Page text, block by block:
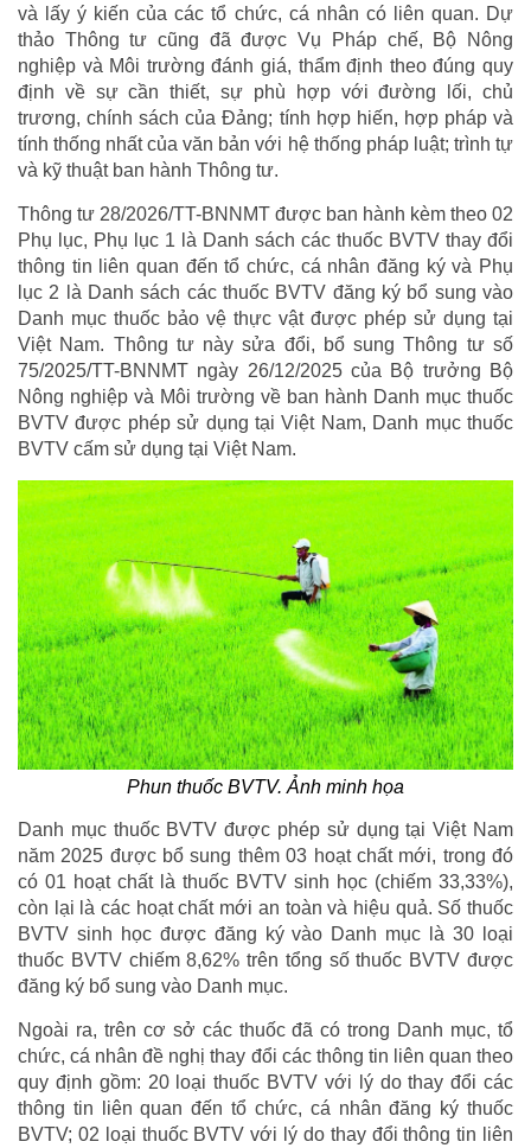
và lấy ý kiến của các tổ chức, cá nhân có liên quan. Dự
thảo Thông tư cũng đã được Vụ Pháp chế, Bộ Nông
nghiệp và Môi trường đánh giá, thẩm định theo đúng quy
định về sự cần thiết, sự phù hợp với đường lối, chủ
trương, chính sách của Đảng; tính hợp hiến, hợp pháp và
tính thống nhất của văn bản với hệ thống pháp luật; trình tự
và kỹ thuật ban hành Thông tư.
Thông tư 28/2026/TT-BNNMT được ban hành kèm theo 02
Phụ lục, Phụ lục 1 là Danh sách các thuốc BVTV thay đổi
thông tin liên quan đến tổ chức, cá nhân đăng ký và Phụ
lục 2 là Danh sách các thuốc BVTV đăng ký bổ sung vào
Danh mục thuốc bảo vệ thực vật được phép sử dụng tại
Việt Nam. Thông tư này sửa đổi, bổ sung Thông tư số
75/2025/TT-BNNMT ngày 26/12/2025 của Bộ trưởng Bộ
Nông nghiệp và Môi trường về ban hành Danh mục thuốc
BVTV được phép sử dụng tại Việt Nam, Danh mục thuốc
BVTV cấm sử dụng tại Việt Nam.
Phun thuốc BVTV. Ảnh minh họa
Danh mục thuốc BVTV được phép sử dụng tại Việt Nam
năm 2025 được bổ sung thêm 03 hoạt chất mới, trong đó
có 01 hoạt chất là thuốc BVTV sinh học (chiếm 33,33%),
còn lại là các hoạt chất mới an toàn và hiệu quả. Số thuốc
BVTV sinh học được đăng ký vào Danh mục là 30 loại
thuốc BVTV chiếm 8,62% trên tổng số thuốc BVTV được
đăng ký bổ sung vào Danh mục.
Ngoài ra, trên cơ sở các thuốc đã có trong Danh mục, tổ
chức, cá nhân đề nghị thay đổi các thông tin liên quan theo
quy định gồm: 20 loại thuốc BVTV với lý do thay đổi các
thông tin liên quan đến tổ chức, cá nhân đăng ký thuốc
BVTV; 02 loại thuốc BVTV với lý do thay đổi thông tin liên